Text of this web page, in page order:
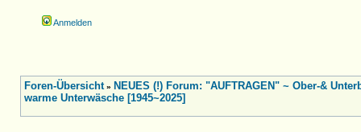
Anmelden
Foren-Übersicht» NEUES (!) Forum: "AUFTRAGEN" ~ Ober-&
warme Unterwäsche [1945~2025]